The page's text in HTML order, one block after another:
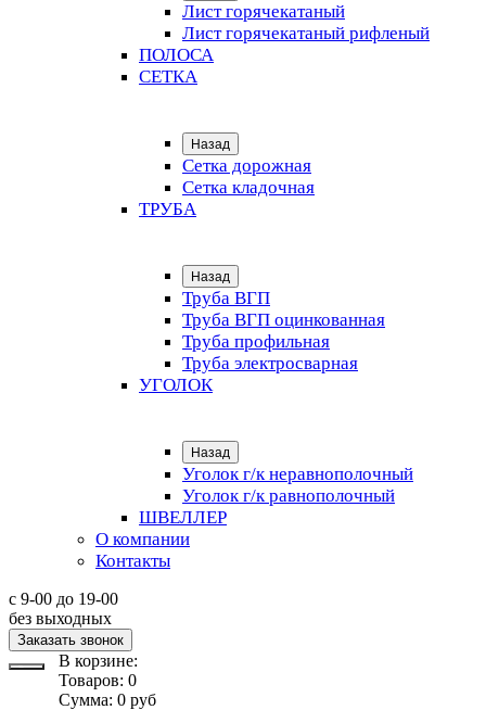
Лист горячекатаный
Лист горячекатаный рифленый
ПОЛОСА
СЕТКА
Назад
Сетка дорожная
Сетка кладочная
ТРУБА
Назад
Труба ВГП
Труба ВГП оцинкованная
Труба профильная
Труба электросварная
УГОЛОК
Назад
Уголок г/к неравнополочный
Уголок г/к равнополочный
ШВЕЛЛЕР
О компании
Контакты
с 9-00 до 19-00
без выходных
Заказать звонок
В корзине:
Товаров: 0
Сумма: 0 руб